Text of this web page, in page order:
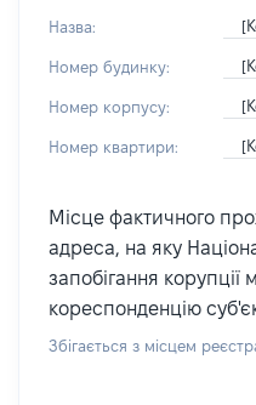
Назва:
Номер будинку:
Номер корпусу:
Номер квартири:
Місце фактичного
адреса, на яку
запобігання
кореспонденцію
Збігається з місцем